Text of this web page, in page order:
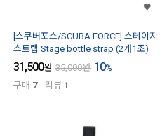
[스쿠버포스/SCUBA FORCE] 스테이지
스트랩 Stage bottle strap (2개1조)
31,500원 35,000원 10%
구매 7 리뷰 1